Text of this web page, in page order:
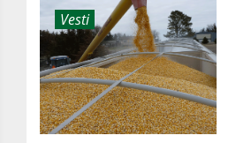
Vesti